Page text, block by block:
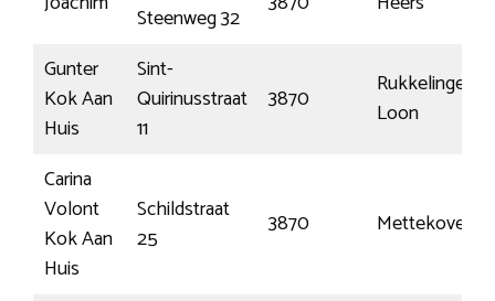
Steenweg 32
Gunter
Kok Aan
Huis
Sint-
Quirinusstraat
11
3870
Rukkelingen-
Loon
Carina
Volont
Kok Aan
Huis
Schildstraat
25
3870 Mettekoven